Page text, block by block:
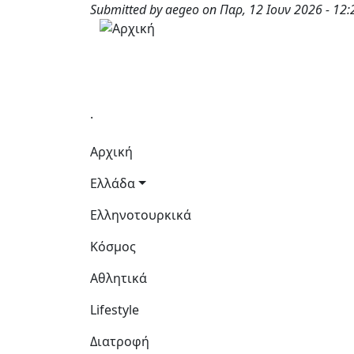
Παράκαμψη προς το κυρίως περιεχόμενο
Submitted byaegeoonΠαρ, 12 Ιουν 2026 -
.
Κεντρική πλοήγηση
Αρχική
Ελλάδα
Ελληνοτουρκικά
Κόσμος
Αθλητικά
Lifestyle
Διατροφή